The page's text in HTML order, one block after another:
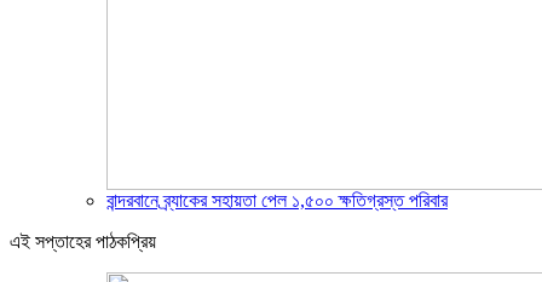
বান্দরবানে ব্র্যাকের সহায়তা পেল ১,৫০০ ক্ষতিগ্রস্ত পরিবার
এই সপ্তাহের পাঠকপ্রিয়